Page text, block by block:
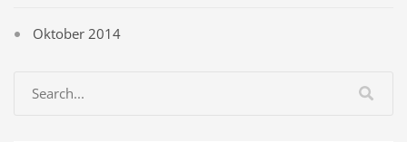
Oktober 2014